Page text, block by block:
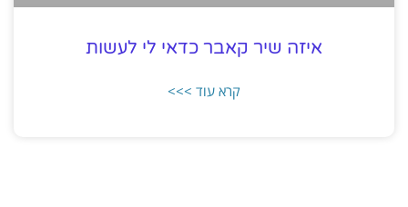
איזה שיר קאבר כדאי לי לעשות
קרא עוד >>>